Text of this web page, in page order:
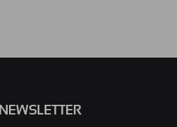
NEWSLETTER